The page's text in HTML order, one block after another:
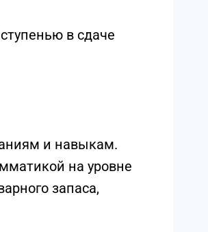
в сдаче
и навыкам.
на уровне
запаса,